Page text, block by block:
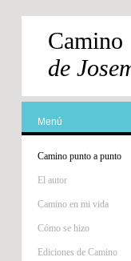
Camino
de
Menú
Camino punto a punto
El autor
Camino en mi vida
Cómo se hizo
Ediciones de Camino